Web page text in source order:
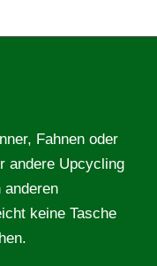
Fahnen oder
andere Upcycling
anderen
keine Tasche